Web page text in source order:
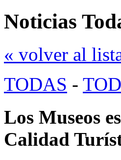
Noticias
« volver al
TODAS -
Los Museos
Calidad